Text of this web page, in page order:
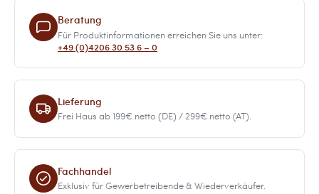
Beratung
Für Produktinformationen erreichen Sie uns unter:
+49 (0)4206 30 53 6 – 0
Lieferung
Frei Haus ab 199€ netto (DE) / 299€ netto (AT).
Fachhandel
Exklusiv für Gewerbetreibende & Wiederverkäufer.